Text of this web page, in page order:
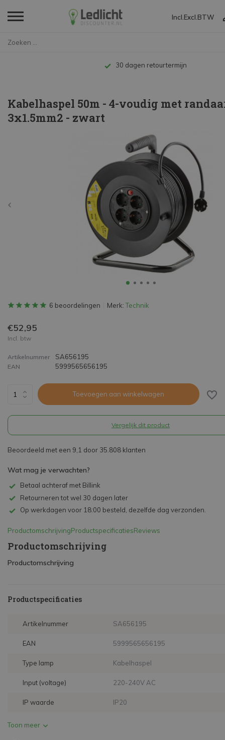
Incl. Excl. BTW
Tot 10 jaar garantie
Kabelhaspel 50m - 4-voudig met
3x1.5mm2 - zwart
6 beoordelingen Merk:Technik
€52,95
Incl. btw
Artikelnummer SA656195
EAN 5999565656195
Toevoegen aan winkelwagen
Vergelijk dit product
Beoordeeld met een 9,1 door 35.808 klanten
Wat mag je verwachten?
Betaal achteraf met Billink
Retourneren tot wel 30 dagen later
Op werkdagen voor 18:00 besteld, dezelfde dag verzonden.
ProductomschrijvingProductspecificatiesReviews
Productomschrijving
Productomschrijving
Productspecificaties
Artikelnummer SA656195
EAN 5999565656195
Type lamp Kabelhaspel
Input (voltage) 220-240V AC
IP waarde IP20
Toon meer